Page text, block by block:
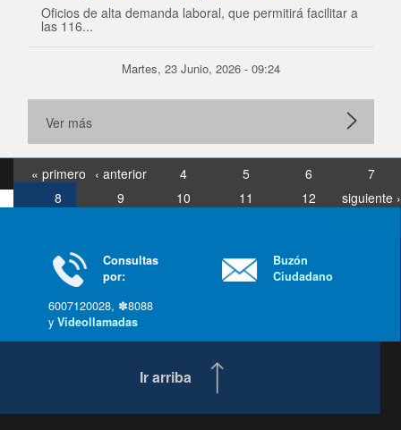
Oficios de alta demanda laboral, que permitirá facilitar a
las 116...
Martes, 23 Junio, 2026 - 09:24
Ver más
« primero ‹ anterior 4 5 6
7
8
9 10 11 12
siguiente ›
Consultas
por:
6007120028, ✽8088
yVideollamadas
Buzón
Ciudadano
Ir arriba